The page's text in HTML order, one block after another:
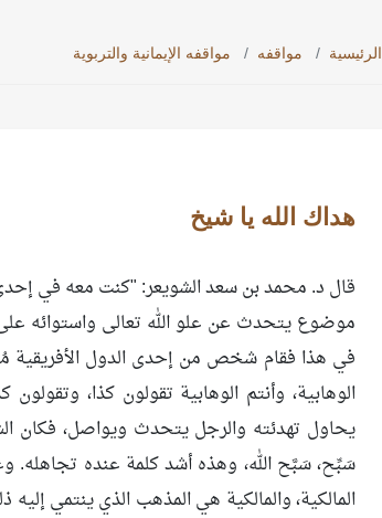
الرئيسية مواقفه مواقفه الإيمانية والتربوية
هداك الله يا شيخ
قال د. محمد بن سعد الشويعر: "كنت معه في
موضوع يتحدث عن علو الله تعالى واستوائه
في هذا فقام شخص من إحدى الدول الأفريقية
الوهابية، وأنتم الوهابية تقولون كذا،
يحاول تهدئته والرجل يتحدث ويواصل، فكان
سَبِّح، سَبَّح الله، وهذه أشد كلمة عنده تجاهله.